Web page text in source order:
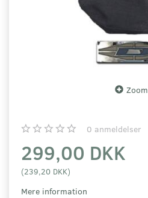
Zoom
0 anmeldelser
299,00 DKK
(239,20 DKK)
Mere information